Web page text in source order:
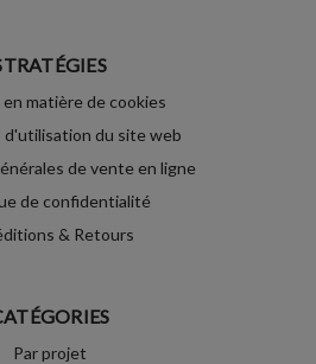
matière de cookies
d'utilisation du site web
de vente en ligne
de confidentialité
& Retours
Par projet